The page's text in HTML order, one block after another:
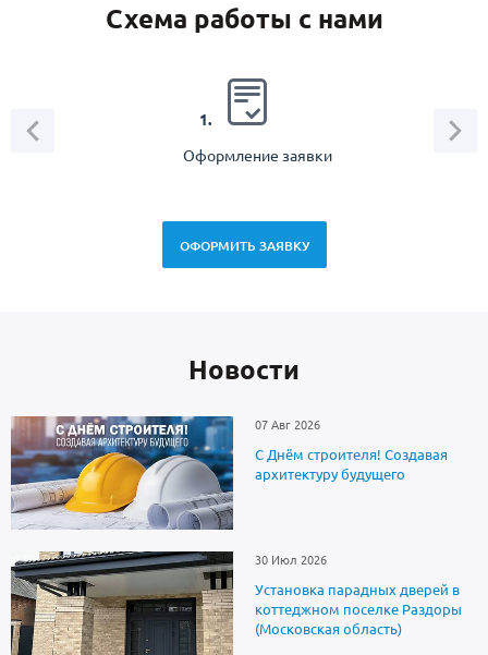
Схема работы с нами
1.
Оформление заявки
ОФОРМИТЬ ЗАЯВКУ
Новоcти
07 Авг 2026
С Днём строителя! Создавая
архитектуру будущего
30 Июл 2026
Установка парадных дверей в
коттеджном поселке Раздоры
(Московская область)